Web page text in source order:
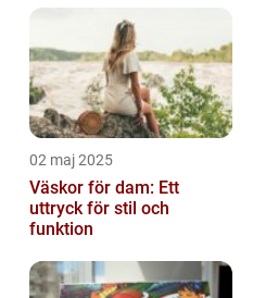
02 maj 2025
Väskor för dam: Ett
uttryck för stil och
funktion